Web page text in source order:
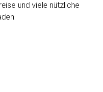
und viele nützliche